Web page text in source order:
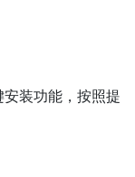
装功能，按照提